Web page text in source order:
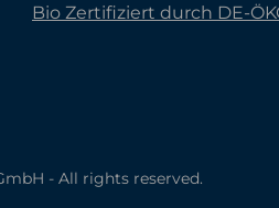
Bio Zertifiziert durch DE-
- All rights reserved.